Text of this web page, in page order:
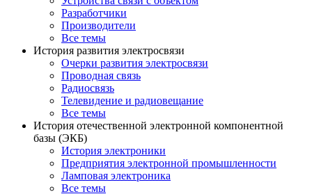
Разработчики
Производители
Все темы
История развития электросвязи
Очерки развития электросвязи
Проводная связь
Радиосвязь
Телевидение и радиовещание
Все темы
История отечественной электронной компонентной
базы (ЭКБ)
История электроники
Предприятия электронной промышленности
Ламповая электроника
Все темы